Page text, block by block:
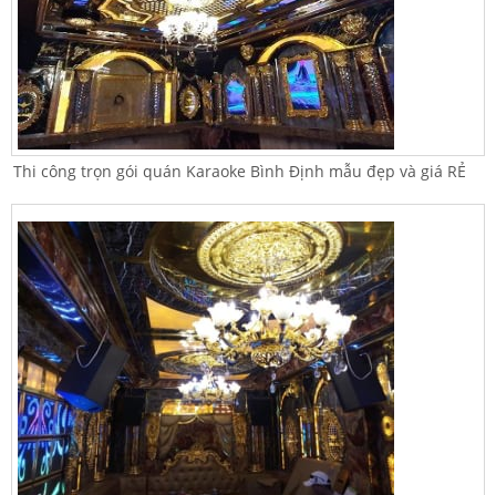
Thi công trọn gói quán Karaoke Bình Định mẫu đẹp và giá RẺ